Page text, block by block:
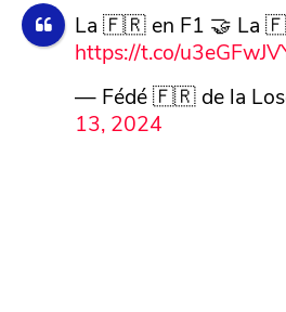
La 🇫🇷 en F1 🤝 La
https://t.co/
— Fédé 🇫🇷 de la
13, 2024